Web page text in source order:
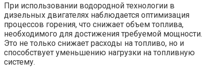
При использовании водородной технологии в
дизельных двигателях наблюдается оптимизация
процессов горения, что снижает объем топлива,
необходимого для достижения требуемой мощности.
Это не только снижает расходы на топливо, но и
способствует уменьшению нагрузки на топливную
систему.